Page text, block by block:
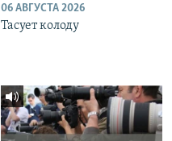
06 АВГУСТА 2026
Тасует колоду